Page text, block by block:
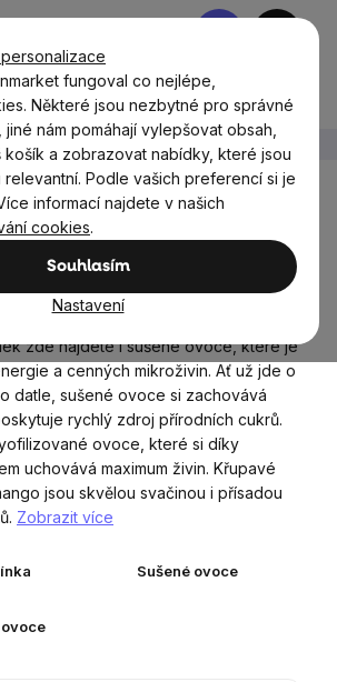
fungoval co nejlépe,
Některé jsou nezbytné pro správné
nám pomáhají vylepšovat obsah,
košík a zobrazovat nabídky, které jsou
Podle vašich preferencí si je
informací najdete v našich
cookies.
Souhlasím
Nastavení
Nákupní
Potraviny Sušené plody
BrainMax
díky svému obsahu zdravých tuků
přirozené stravy, společně s tučným
lidí se dnes vrací k přirozenému
plnému živin a s minimem průmyslově
a proto jsme vytvořili právě tuto sekci.
zde najdete i sušené ovoce, které je
a cenných mikroživin. Ať už jde o
datle, sušené ovoce si zachovává
rychlý zdroj přírodních cukrů.
ovoce, které si díky
uchovává maximum živin. Křupavé
jsou skvělou svačinou i přísadou
Zobrazit více
Sušené ovoce